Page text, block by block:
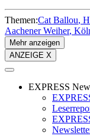
Themen:Cat Ballou
Aachener Weiher
Mehr anzeigen
ANZEIGE X
EXPRESS